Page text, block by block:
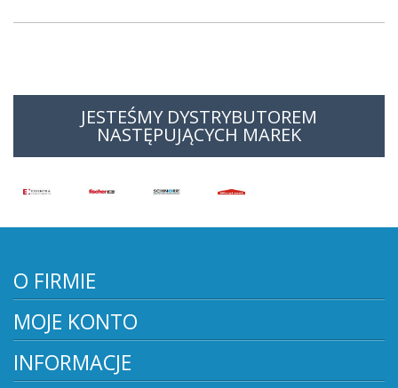
JESTEŚMY DYSTRYBUTOREM
NASTĘPUJĄCYCH MAREK
O FIRMIE
MOJE KONTO
INFORMACJE